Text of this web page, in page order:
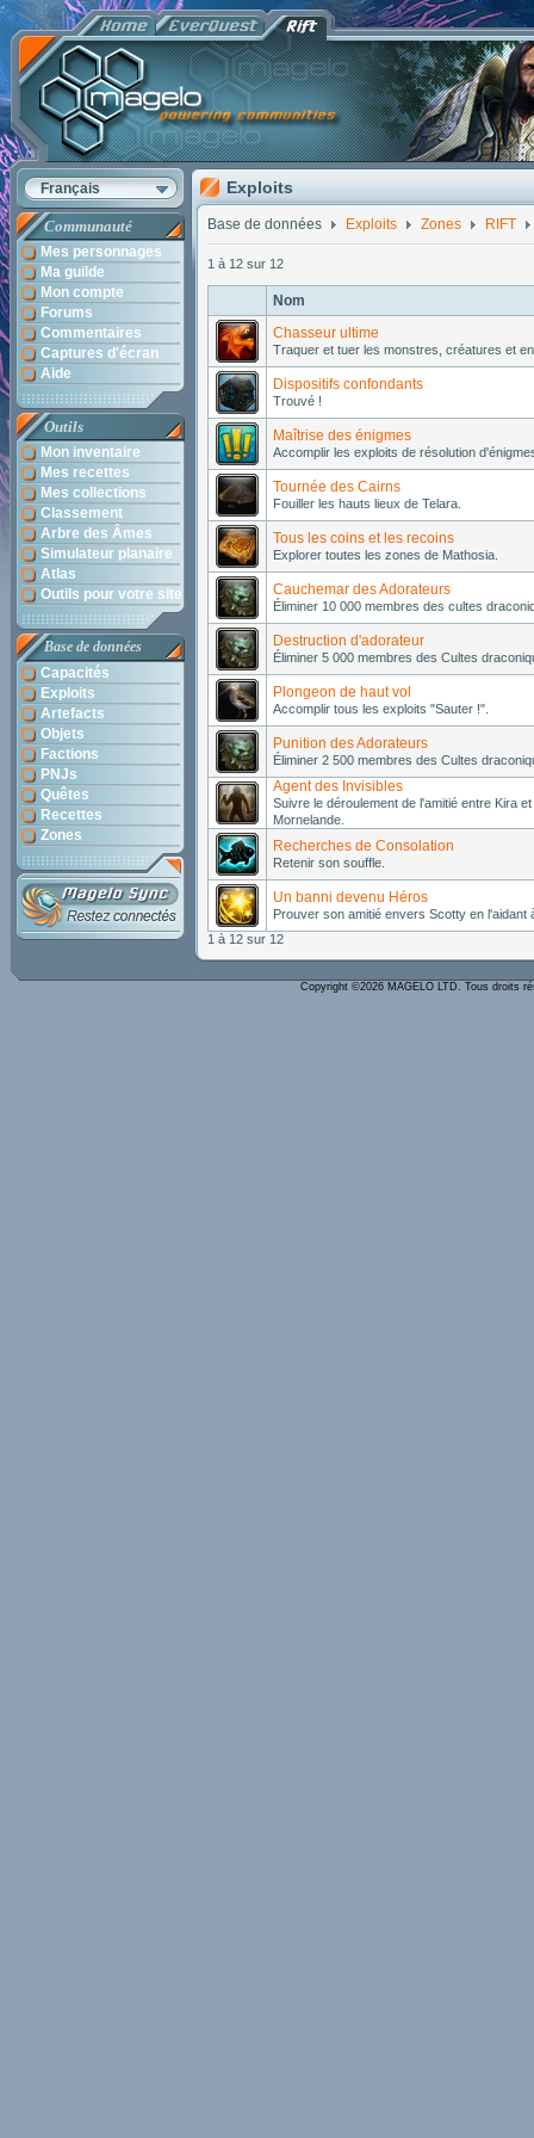
Français
Communauté
Mes personnages
Ma guilde
Mon compte
Forums
Commentaires
Captures d'écran
Aide
Outils
Mon inventaire
Mes recettes
Mes collections
Classement
Arbre des Âmes
Simulateur planaire
Atlas
Outils pour votre site
Base de données
Capacités
Exploits
Artefacts
Objets
Factions
PNJs
Quêtes
Recettes
Zones
Exploits
Base de données Exploits Zones RIFT
1 à 12 sur 12
Nom
Chasseur ultime
Traquer et tuer les monstres, créatures et
Dispositifs confondants
Trouvé !
Maîtrise des énigmes
Accomplir les exploits de résolution
Tournée des Cairns
Fouiller les hauts lieux de Telara.
Tous les coins et les recoins
Explorer toutes les zones de Mathosia.
Cauchemar des Adorateurs
Éliminer 10 000 membres des cultes
Destruction d'adorateur
Éliminer 5 000 membres des Cultes
Plongeon de haut vol
Accomplir tous les exploits "Sauter !".
Punition des Adorateurs
Éliminer 2 500 membres des Cultes
Agent des Invisibles
Suivre le déroulement de l'amitié entre Kira
Mornelande.
Recherches de Consolation
Retenir son souffle.
Un banni devenu Héros
Prouver son amitié envers Scotty en l'aidant
1 à 12 sur 12
Copyright ©2026 MAGELO LTD. Tous droits